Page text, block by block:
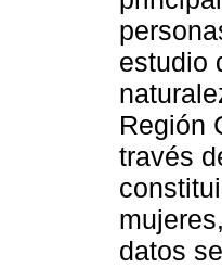
estudio
Región
través
datos